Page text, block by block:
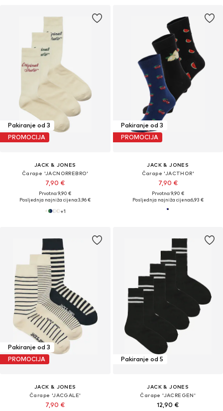
Pakiranje od 3
PROMOCIJA
JACK & JONES
Čarape 'JACNORREBRO'
7,90 €
Prvotno: 9,90 €
Posljednja najniža cijena:3,96 €
+1
Pakiranje od 3
PROMOCIJA
JACK & JONES
Čarape 'JACTHOR'
7,90 €
Prvotno: 9,90 €
Posljednja najniža cijena:6,93 €
Pakiranje od 3
PROMOCIJA
JACK & JONES
Čarape 'JACGALE'
7,90 €
Pakiranje od 5
JACK & JONES
Čarape 'JACREGEN'
12,90 €